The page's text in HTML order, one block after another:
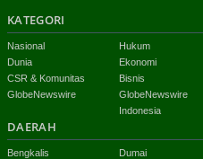
KATEGORI
Nasional
Hukum
Dunia
Ekonomi
CSR & Komunitas
Bisnis
GlobeNewswire
GlobeNewswire
Indonesia
DAERAH
Bengkalis
Dumai